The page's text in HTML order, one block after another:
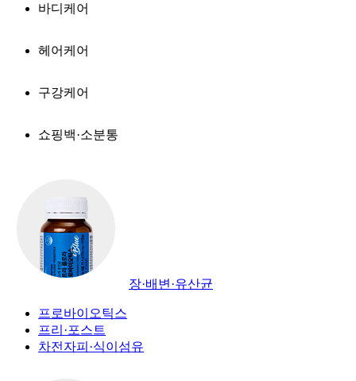
바디케어
헤어케어
구강케어
쇼핑백·소분통
장·배변·유산균
프로바이오틱스
프리·포스트
차전자피·식이섬유